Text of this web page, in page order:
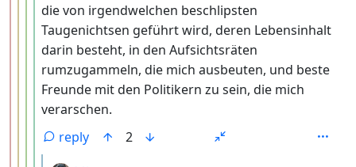
die von irgendwelchen beschlipsten
Taugenichtsen geführt wird, deren Lebensinhalt
darin besteht, in den Aufsichtsräten
rumzugammeln, die mich ausbeuten, und beste
Freunde mit den Politikern zu sein, die mich
verarschen.
reply
2